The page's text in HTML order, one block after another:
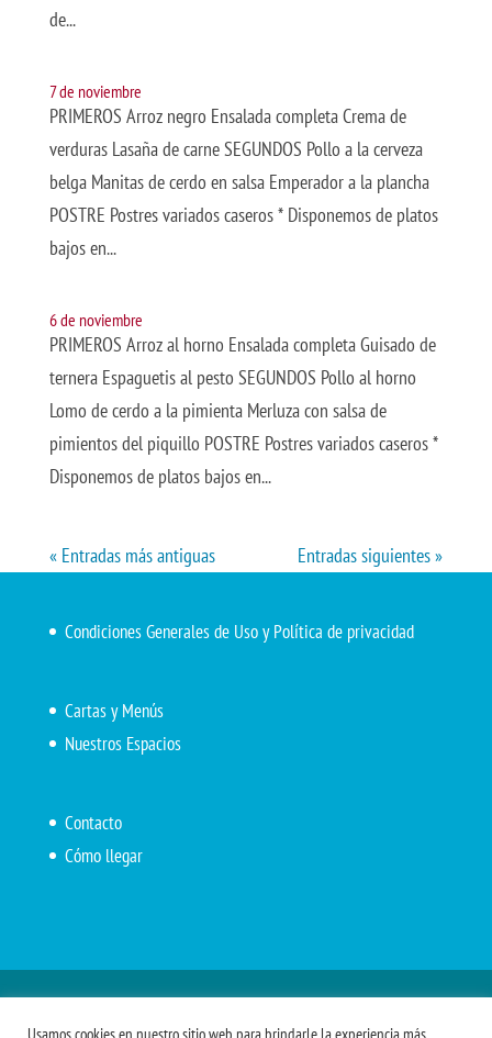
de...
7 de noviembre
PRIMEROS Arroz negro Ensalada completa Crema de
verduras Lasaña de carne SEGUNDOS Pollo a la cerveza
belga Manitas de cerdo en salsa Emperador a la plancha
POSTRE Postres variados caseros * Disponemos de platos
bajos en...
6 de noviembre
PRIMEROS Arroz al horno Ensalada completa Guisado de
ternera Espaguetis al pesto SEGUNDOS Pollo al horno
Lomo de cerdo a la pimienta Merluza con salsa de
pimientos del piquillo POSTRE Postres variados caseros *
Disponemos de platos bajos en...
« Entradas más antiguas Entradas siguientes »
Condiciones Generales de Uso y Política de privacidad
Cartas y Menús
Nuestros Espacios
Contacto
Cómo llegar